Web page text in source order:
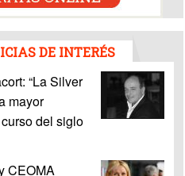
DE INTERÉS
“La Silver
mayor
del siglo
CEOMA